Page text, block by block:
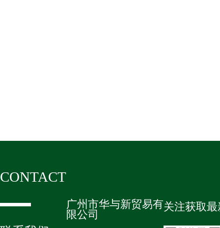
CONTACT
广州市华与新贸易有
限公司
关注获取